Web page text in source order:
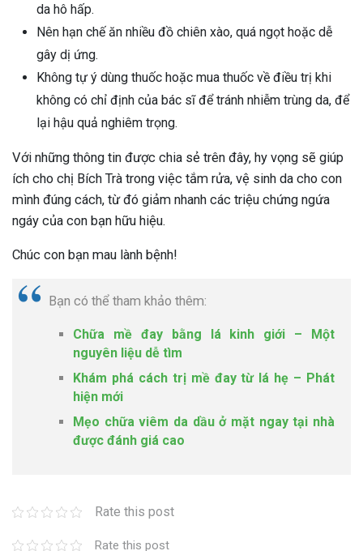
da hô hấp.
Nên hạn chế ăn nhiều đồ chiên xào, quá ngọt hoặc dễ
gây dị ứng.
Không tự ý dùng thuốc hoặc mua thuốc về điều trị khi
không có chỉ định của bác sĩ để tránh nhiễm trùng da, để
lại hậu quả nghiêm trọng.
Với những thông tin được chia sẻ trên đây, hy vọng sẽ giúp
ích cho chị Bích Trà trong việc tắm rửa, vệ sinh da cho con
mình đúng cách, từ đó giảm nhanh các triệu chứng ngứa
ngáy của con bạn hữu hiệu.
Chúc con bạn mau lành bệnh!
Bạn có thể tham khảo thêm:
Chữa mề đay bằng lá kinh giới – Một
nguyên liệu dễ tìm
Khám phá cách trị mề đay từ lá hẹ – Phát
hiện mới
Mẹo chữa viêm da dầu ở mặt ngay tại nhà
được đánh giá cao
Rate this post
Rate this post